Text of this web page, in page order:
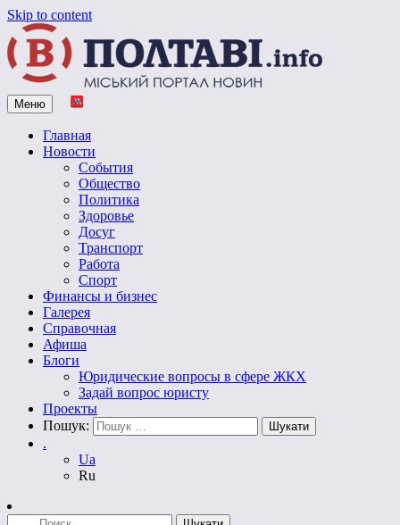
Skip to content
Vpoltave.info
Полтавский портал новостей
Меню
Главная
Новости
События
Общество
Политика
Здоровье
Досуг
Транспорт
Работа
Спорт
Финансы и бизнес
Галерея
Справочная
Афиша
Блоги
Юридические вопросы в сфере ЖКХ
Задай вопрос юристу
Проекты
Пошук:
.
Ua
Ru